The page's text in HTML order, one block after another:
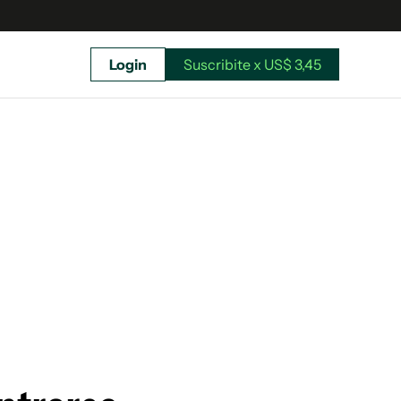
Login Suscribite x US$ 3,45